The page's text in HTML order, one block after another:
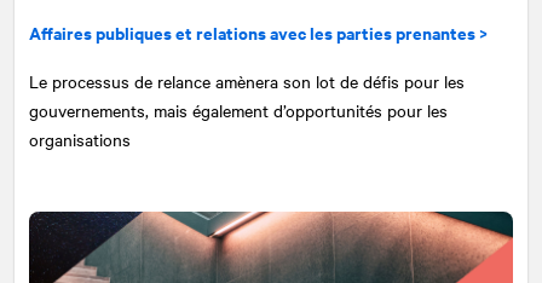
Affaires publiques et relations avec les parties prenantes >
Le processus de relance amènera son lot de défis pour les
gouvernements, mais également d’opportunités pour les
organisations